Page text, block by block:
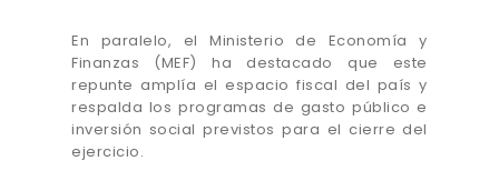
En paralelo, el Ministerio de Economía y
Finanzas (MEF) ha destacado que este
repunte amplía el espacio fiscal del país y
respalda los programas de gasto público e
inversión social previstos para el cierre del
ejercicio.